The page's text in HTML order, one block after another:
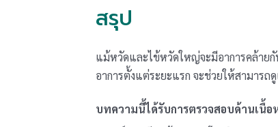
สรุป
แม้หวัดและไข้หวัดใหญ่จะมีอาการคล้ายกั
อาการตั้งแต่ระยะแรก จะช่วยให้สามารถ
บทความนี้ได้รับการตรวจสอบด้านเนื้อ